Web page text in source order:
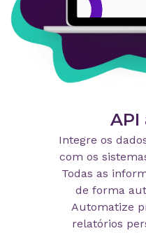
API
Integre os
com os
Todas as
de forma
Automatize
relatórios